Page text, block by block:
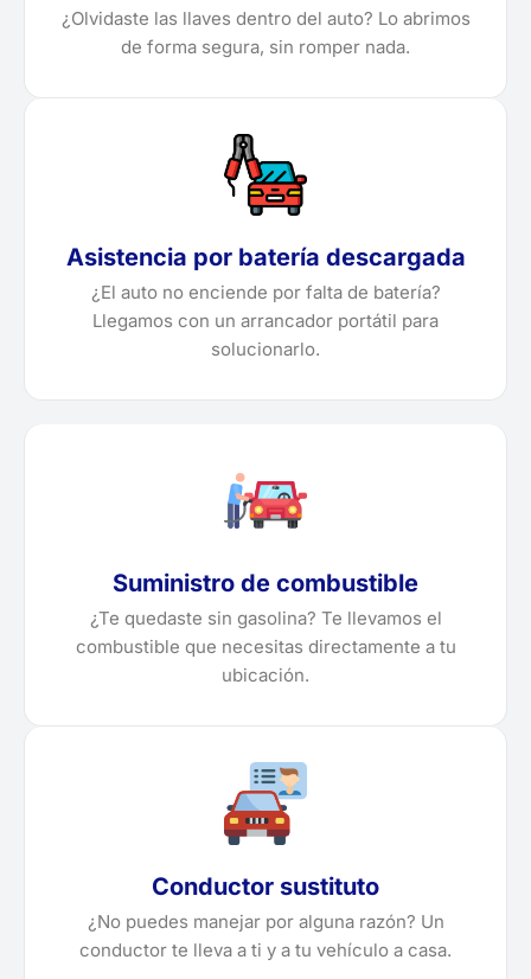
¿Olvidaste las llaves dentro del auto? Lo abrimos
de forma segura, sin romper nada.
Asistencia por batería descargada
¿El auto no enciende por falta de batería?
Llegamos con un arrancador portátil para
solucionarlo.
Suministro de combustible
¿Te quedaste sin gasolina? Te llevamos el
combustible que necesitas directamente a tu
ubicación.
Conductor sustituto
¿No puedes manejar por alguna razón? Un
conductor te lleva a ti y a tu vehículo a casa.